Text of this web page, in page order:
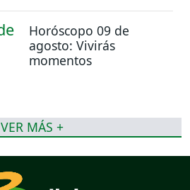
Horóscopo 09 de
agosto: Vivirás
momentos
VER MÁS +